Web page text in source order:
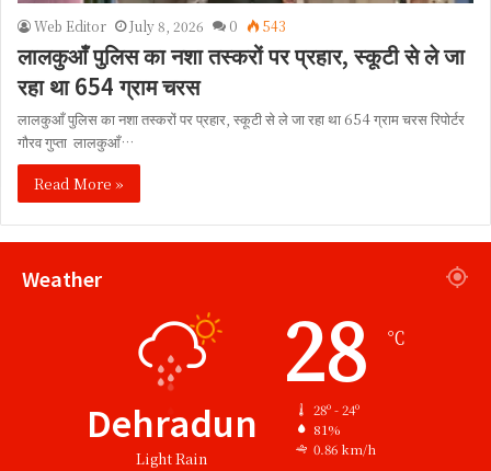
Web Editor July 8, 2026 0 543
लालकुआँ पुलिस का नशा तस्करों पर प्रहार, स्कूटी से ले जा
रहा था 654 ग्राम चरस
लालकुआँ पुलिस का नशा तस्करों पर प्रहार, स्कूटी से ले जा रहा था 654 ग्राम चरस रिपोर्टर
गौरव गुप्ता लालकुआँ…
Read More »
Weather
Dehradun
Light Rain
28 ℃
28º - 24º
81%
0.86 km/h